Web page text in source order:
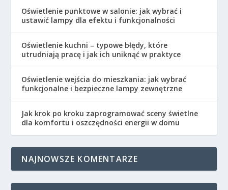
Oświetlenie punktowe w salonie: jak wybrać i
ustawić lampy dla efektu i funkcjonalności
Oświetlenie kuchni – typowe błędy, które
utrudniają pracę i jak ich uniknąć w praktyce
Oświetlenie wejścia do mieszkania: jak wybrać
funkcjonalne i bezpieczne lampy zewnętrzne
Jak krok po kroku zaprogramować sceny świetlne
dla komfortu i oszczędności energii w domu
NAJNOWSZE KOMENTARZE